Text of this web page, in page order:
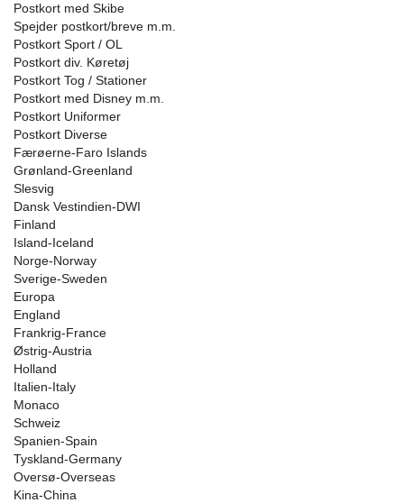
Postkort med Skibe
Spejder postkort/breve m.m.
Postkort Sport / OL
Postkort div. Køretøj
Postkort Tog / Stationer
Postkort med Disney m.m.
Postkort Uniformer
Postkort Diverse
Færøerne-Faro Islands
Grønland-Greenland
Slesvig
Dansk Vestindien-DWI
Finland
Island-Iceland
Norge-Norway
Sverige-Sweden
Europa
England
Frankrig-France
Østrig-Austria
Holland
Italien-Italy
Monaco
Schweiz
Spanien-Spain
Tyskland-Germany
Oversø-Overseas
Kina-China